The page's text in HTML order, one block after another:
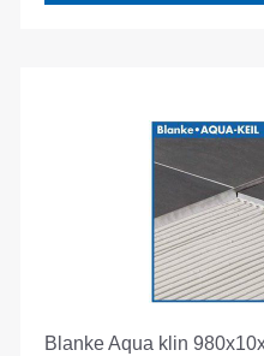
Blanke Aqua klin